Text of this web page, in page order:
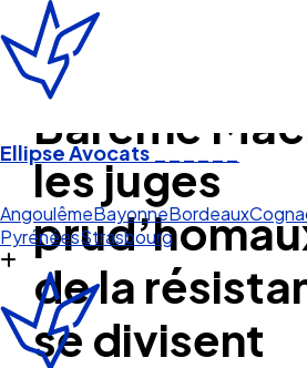
Ellipse Avocats______
Cognac
AngoulêmeBayonneBordeaux
Pyrénées
Barème
les juges
de la
se divisent